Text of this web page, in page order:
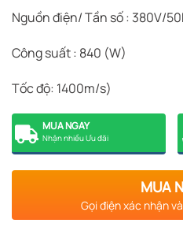
Nguồn điện/ Tần số : 380V/
Công suất : 840 (W)
Tốc độ: 1400m/s)
MUA NGAY
Nhận nhiều Ưu đãi
MUA
Gọi điện xác nhận